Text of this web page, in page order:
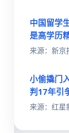
中国留学
是高学历
来源：新京
小偷撬门
判17年引
来源：红星